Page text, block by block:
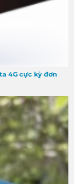
4G cực kỳ đơn